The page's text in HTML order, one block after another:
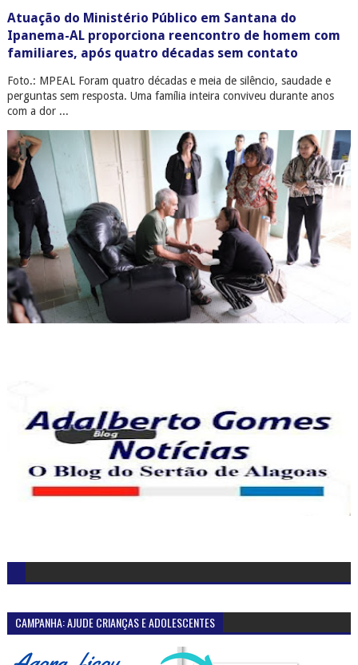
Atuação do Ministério Público em Santana do
Ipanema-AL proporciona reencontro de homem com
familiares, após quatro décadas sem contato
Foto.: MPEAL Foram quatro décadas e meia de silêncio, saudade e
perguntas sem resposta. Uma família inteira conviveu durante anos
com a dor ...
CAMPANHA: AJUDE CRIANÇAS E ADOLESCENTES